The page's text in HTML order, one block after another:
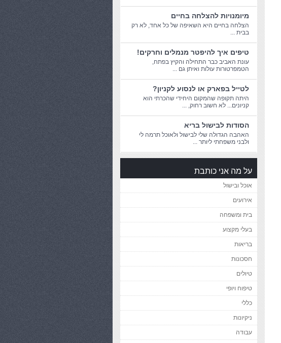
מיומנויות להצלחה בחיים
הצלחה בחיים היא השאיפה של כל אחד, לא רק
בבית ...
טיפים איך להיפטר מנמלים וחרקים!
עונת האביב כבר התחילה והקיץ בפתח,
הטמפרטורות עולות ואיתן גם ...
לטייל בפארק או לנסוע לקניון?
היתה תקופה שהמקום היחידי שהכרתי הוא
קניונים... לא חשוב רחוק, ...
הסודות לבישול בריא
האהבה הגדולה שלי לבישול ולאוכל תרמה לי
ולבני משפחתי ליותר ...
על מה אני כותבת
אוכל ובישול
אירועים
בית ומשפחה
בעלי מקצוע
בריאות
חסכונות
טיולים
טיפוח ויופי
כללי
ניקיונות
עבודה